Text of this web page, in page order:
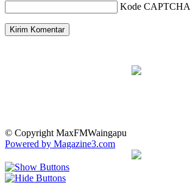
Kode CAPTCHA
© Copyright MaxFMWaingapu
Powered by Magazine3.com